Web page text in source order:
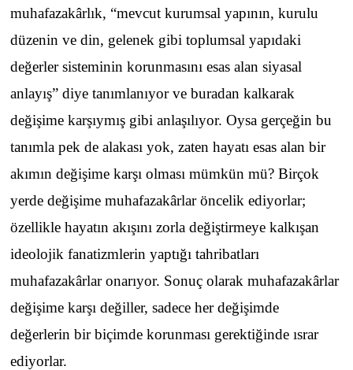
muhafazakârlık, “mevcut kurumsal yapının, kurulu
düzenin ve din, gelenek gibi toplumsal yapıdaki
değerler sisteminin korunmasını esas alan siyasal
anlayış” diye tanımlanıyor ve buradan kalkarak
değişime karşıymış gibi anlaşılıyor. Oysa gerçeğin bu
tanımla pek de alakası yok, zaten hayatı esas alan bir
akımın değişime karşı olması mümkün mü? Birçok
yerde değişime muhafazakârlar öncelik ediyorlar;
özellikle hayatın akışını zorla değiştirmeye kalkışan
ideolojik fanatizmlerin yaptığı tahribatları
muhafazakârlar onarıyor. Sonuç olarak muhafazakârlar
değişime karşı değiller, sadece her değişimde
değerlerin bir biçimde korunması gerektiğinde ısrar
ediyorlar.